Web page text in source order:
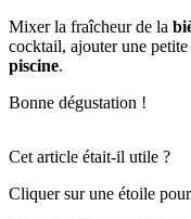
Mixer la fraîcheur de la
cocktail, ajouter une petite
piscine.
Bonne dégustation !
Cet article était-il utile ?
Cliquer sur une étoile